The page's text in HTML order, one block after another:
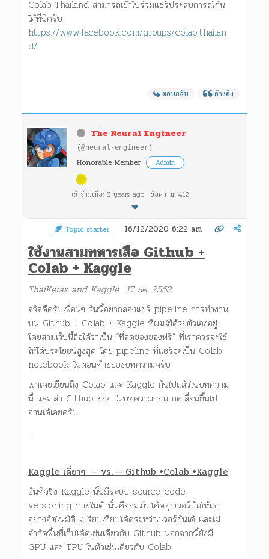
Colab Thailand สามารถเข้าไปร่วมแชร์ประสบการณ์กัน
ได้ที่นี่ครับ :
https://www.facebook.com/groups/colab.thailan
d/
ตอบกลับ อ้างอิง
The Neural Engineer
(@neural-engineer)
Honorable Member Admin
เข้าร่วมเมื่อ: 8 years ago ข้อความ: 412
Topic starter 16/12/2020 6:22 am
ใช้งานสามทหารเสือGithub +
Colab + Kaggle
ThaiKeras and Kaggle 17ธค. 2563
สวัสดีครับเพื่อนๆ วันนี้อยากลองแชร์ pipeline การทำงาน
บน Github + Colab + Kaggle ที่ผมใช้ด้วยตัวเองอยู่
โดยสามเว็บนี้ถือได้ว่าเป็น “ที่สุดของของฟรี” ที่เราควรจะใช้
ให้ได้ประโยชน์สูงสุด โดย pipeline ที่แชร์จะเป็น Colab
notebook ในตอนท้ายของบทความครับ
เราเคยเขียนถึง Colab และ Kaggle กันไปแล้วในบทความ
นี้ และเล่า Github ย่อๆ ในบทความก่อน กดเลื่อนขึ้นไป
อ่านได้เลยครับ
.
Kaggle เดี่ยวๆ — vs. — Github +Colab +Kaggle
อันที่จริง Kaggle นั้นมีระบบ source code
versioning ภายในตัวนั่นคือจะเก็บโค้ดทุกเวอร์ชั่นให้เรา
อย่างอัตโนมัติ เปรียบเทียบโค้ดระหว่างเวอร์ชั่นได้ และไม่
จำกัดพื้นที่เก็บโค้ดเช่นเดียวกับ Github นอกจากนี้ยังมี
GPU และ TPU ในตัวเช่นเดียวกับ Colab